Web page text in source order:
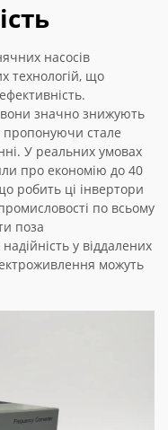
насосів
технологій, що
значно знижують
пропонуючи стале
У реальних умовах
про економію до 40
робить ці інвертори
по всьому
поза
у віддалених
можуть